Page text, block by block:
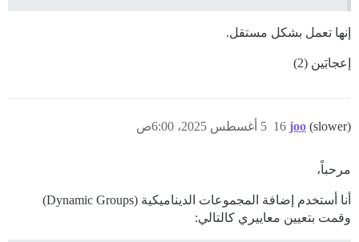
إنها تعمل بشكل مستقل.
إعجابَين (2)
joo (slower) 5 أغسطس 2025، 6:00ص 16
مرحباً،
أنا أستخدم إضافة المجموعات الديناميكية (Dynamic Groups)
وقمت بتعيين معاييري كالتالي: